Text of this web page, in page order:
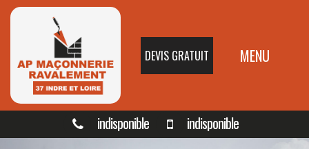
DEVIS GRATUIT MENU
indisponible indisponible